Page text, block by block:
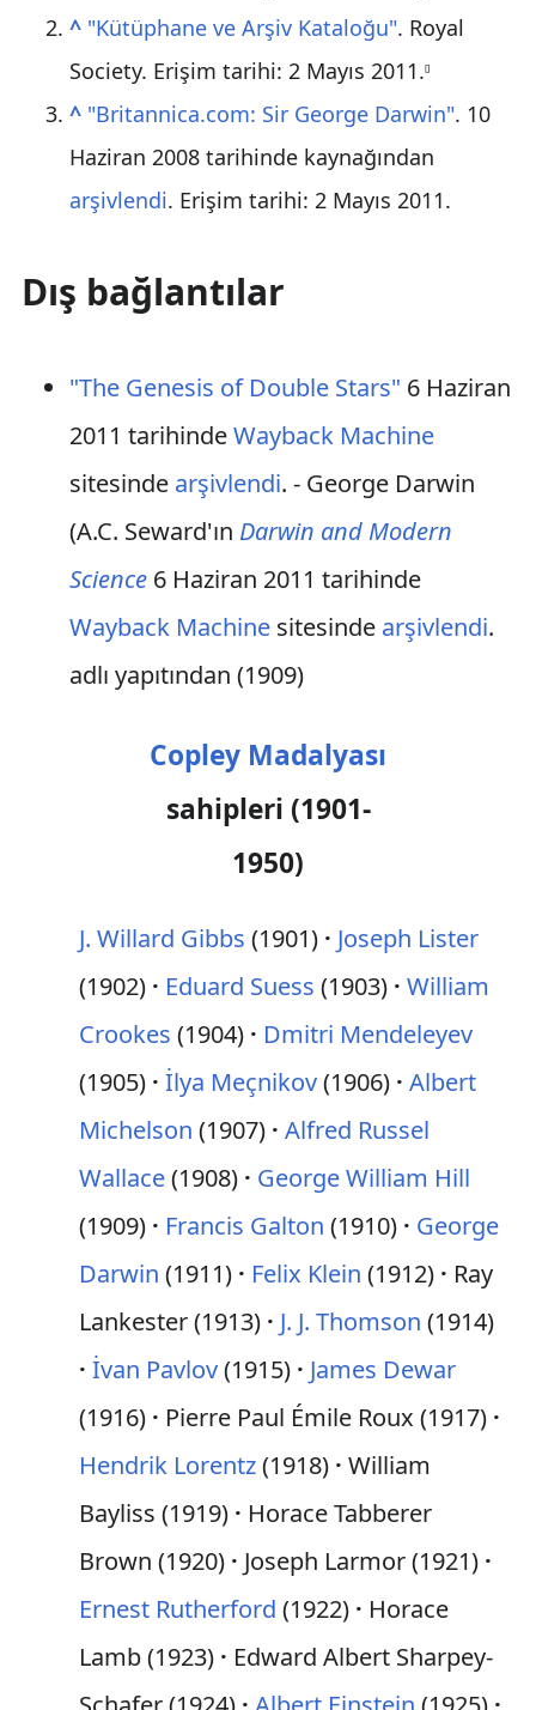
^ "Kütüphane ve Arşiv Kataloğu". Royal
Society. Erişim tarihi: 2 Mayıs 2011.[]
^ "Britannica.com: Sir George Darwin". 10
Haziran 2008 tarihinde kaynağından
arşivlendi. Erişim tarihi: 2 Mayıs 2011.
Dış bağlantılar
"The Genesis of Double Stars" 6 Haziran
2011 tarihindeWayback Machine
sitesinde arşivlendi. - George Darwin
(A.C. Seward'ın Darwin and Modern
Science6 Haziran 2011 tarihinde
Wayback Machinesitesinde arşivlendi.
adlı yapıtından (1909)
Copley Madalyası
sahipleri (1901-
1950)
J. Willard Gibbs (1901)
Joseph Lister
(1902)
Eduard Suess (1903) William
Crookes (1904)
Dmitri Mendeleyev
(1905) İlya Meçnikov(1906) Albert
Michelson (1907) Alfred Russel
Wallace(1908)
George William Hill
(1909)
Francis Galton (1910)
George
Darwin (1911) Felix Klein (1912)
Ray
Lankester (1913)
J. J. Thomson (1914)
İvan Pavlov(1915)
James Dewar
(1916)
Pierre Paul Émile Roux (1917)
Hendrik Lorentz(1918) William
Bayliss (1919)
Horace Tabberer
Brown (1920)
Joseph Larmor (1921)
Ernest Rutherford (1922)
Horace
Lamb (1923)
Edward Albert Sharpey-